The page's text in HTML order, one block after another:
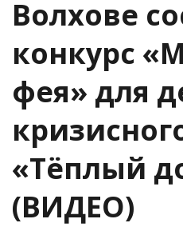
Волхове
конкурс
фея» для
«Тёплый
(ВИДЕО)